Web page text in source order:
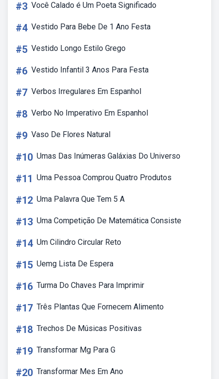
#3 Você Calado é Um Poeta Significado
#4 Vestido Para Bebe De 1 Ano Festa
#5 Vestido Longo Estilo Grego
#6 Vestido Infantil 3 Anos Para Festa
#7 Verbos Irregulares Em Espanhol
#8 Verbo No Imperativo Em Espanhol
#9 Vaso De Flores Natural
#10 Umas Das Inúmeras Galáxias Do Universo
#11 Uma Pessoa Comprou Quatro Produtos
#12 Uma Palavra Que Tem 5 A
#13 Uma Competição De Matemática Consiste
#14 Um Cilindro Circular Reto
#15 Uemg Lista De Espera
#16 Turma Do Chaves Para Imprimir
#17 Três Plantas Que Fornecem Alimento
#18 Trechos De Músicas Positivas
#19 Transformar Mg Para G
#20 Transformar Mes Em Ano